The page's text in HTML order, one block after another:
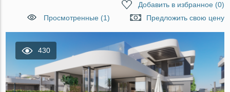
Добавить в избранное(0)
Просмотренные (1)
Предложить свою цену
430